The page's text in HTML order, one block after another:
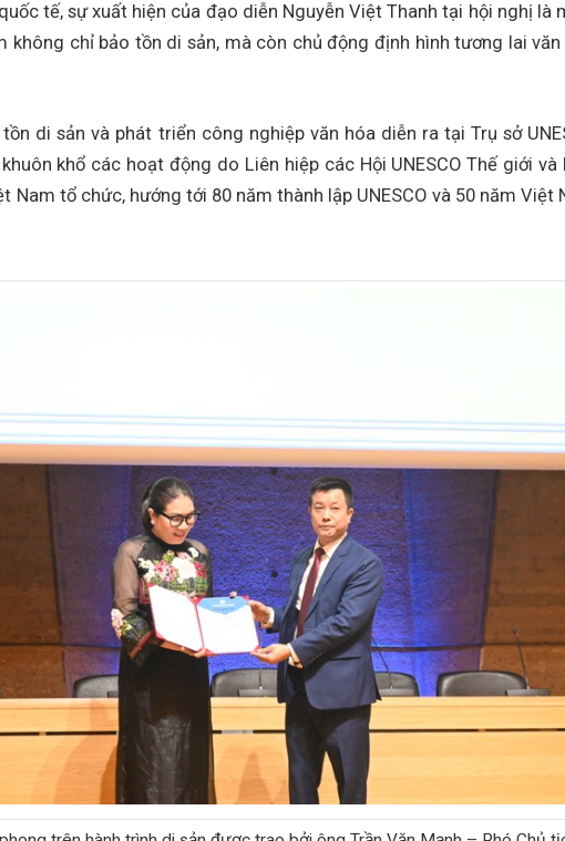
tế, sự xuất hiện của đạo diễn Nguyễn Việt Thanh tại hội nghị là
không chỉ bảo tồn di sản, mà còn chủ động định hình tương lai văn
di sản và phát triển công nghiệp văn hóa diễn ra tại Trụ sở
khổ các hoạt động do Liên hiệp các Hội UNESCO Thế giới và
Nam tổ chức, hướng tới 80 năm thành lập UNESCO và 50 năm Việt